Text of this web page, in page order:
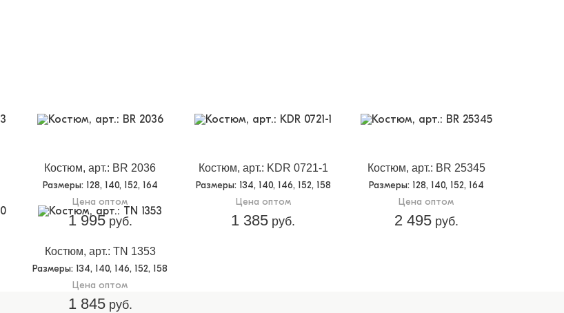
Костюм, арт.: BR 2036
Размеры: 128, 140, 152, 164
Цена оптом
1 995руб.
Костюм, арт.: KDR 0721-1
Размеры: 134, 140, 146, 152, 158
Цена оптом
1 385 руб.
Костюм, арт.: BR 25345
Размеры: 128, 140, 152, 164
Цена оптом
2 495руб.
Костюм, арт.: TN 1353
Размеры: 134, 140, 146, 152, 158
Цена оптом
1 845руб.